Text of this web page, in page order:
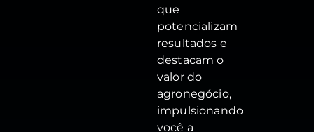
que
potencializam
resultados e
destacam o
valor do
agronegócio,
impulsionando
você a